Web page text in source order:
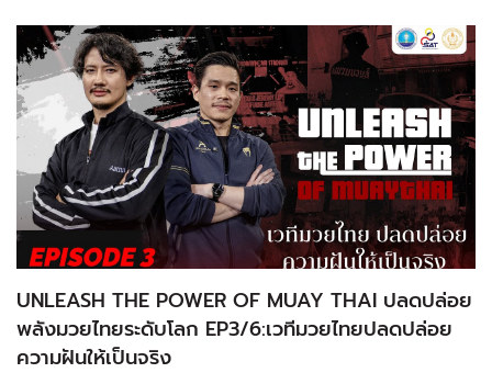
UNLEASH THE POWER OF MUAY THAI ปลดปล่อย
พลังมวยไทยระดับโลก EP3/6:เวทีมวยไทยปลดปล่อย
ความฝันให้เป็นจริง